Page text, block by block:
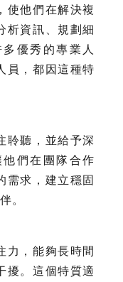
使他們在解決複
析資訊、規劃細
優秀的專業人
員，都因這種特
聆聽，並給予深
們在團隊合作
需求，建立穩固
。
力，能夠長時間
擾。這個特質適